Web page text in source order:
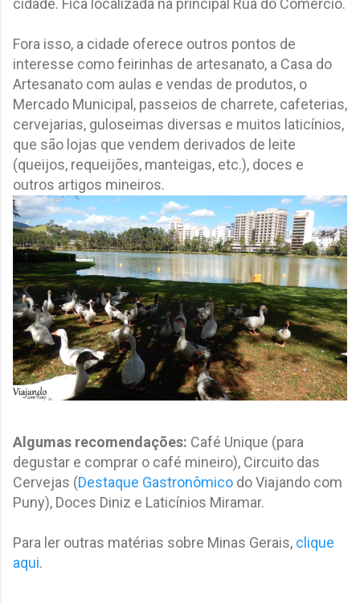
cidade. Fica localizada na principal Rua do Comércio.
Fora isso, a cidade oferece outros pontos de
interesse como feirinhas de artesanato, a Casa do
Artesanato com aulas e vendas de produtos, o
Mercado Municipal, passeios de charrete, cafeterias,
cervejarias, guloseimas diversas e muitos laticínios,
que são lojas que vendem derivados de leite
(queijos, requeijões, manteigas, etc.), doces e
outros artigos mineiros.
Algumas recomendações: Café Unique (para
degustar e comprar o café mineiro), Circuito das
Cervejas (Destaque Gastronômico do Viajando com
Puny), Doces Diniz e Laticínios Miramar.
Para ler outras matérias sobre Minas Gerais, clique
aqui.